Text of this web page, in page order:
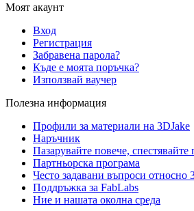
Моят акаунт
Вход
Регистрация
Забравена парола?
Къде е моята поръчка?
Използвай ваучер
Полезна информация
Профили за материали на 3DJake
Наръчник
Пазарувайте повече, спестявайте
Партньорска програма
Често задавани въпроси относно
Поддръжка за FabLabs
Ние и нашата околна среда